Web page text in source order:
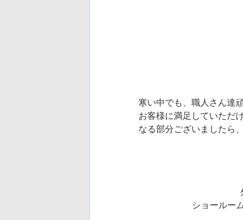
寒い中でも、職人さん達
お客様に満足していただ
なる部分ございましたら
ショールー